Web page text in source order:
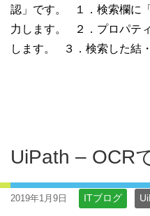
認」です。 １．検索欄に
力します。 ２．プロパテ
します。 ３．検索した結
UiPath – OCR
2019年1月9日 ITブログ